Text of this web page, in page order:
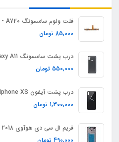
فلت ولوم سامسونگ Samsung A7 2017 - A720
85,000 تومان
درب پشت سامسونگ Samsung Galaxy A11
550,000 تومان
درب پشت آیفون Iphone XS
1,300,000 تومان
فریم ال سی دی هوآوی Huawei Y5 2018